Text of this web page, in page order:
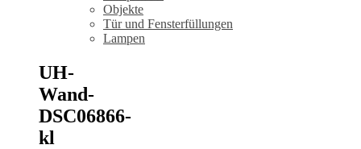
Objekte
Tür und Fensterfüllungen
Lampen
UH-
Wand-
DSC06866-
kl